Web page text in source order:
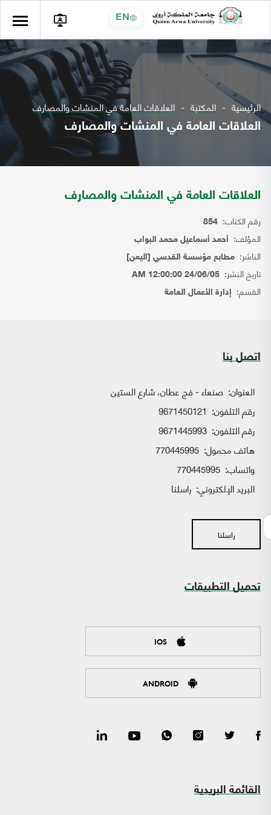
EN
الرئيسية المكتبة العلاقات العامة في المنشات والمصارف
العلاقات العامة في المنشات والمصارف
العلاقات العامة في المنشات والمصارف
رقم الكتاب: 854
المؤلف: أحمد أسماعيل محمد البواب
الناشر: مطابع مؤسسة القدسي [اليمن]
تاريخ النشر: 24/06/05 12:00:00 AM
القسم: إدارة الأعمال العامة
اتصل بنا
العنوان: صنعاء - فج عطان، شارع الستين
رقم التلفون: 9671450121
رقم التلفون: 9671445993
هاتف محمول: 770445995
واتساب:
البريد الإلكتروني: راسلنا
راسلنا
تحميل التطبيقات
IOS
ANDROID
القائمة البريدية